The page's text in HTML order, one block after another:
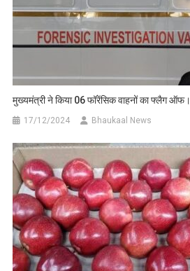
मुख्यमंत्री ने किया 06 फॉरेंसिक वाहनों का फ्लैग ऑफ।
17/12/2024 Bhaukaal News